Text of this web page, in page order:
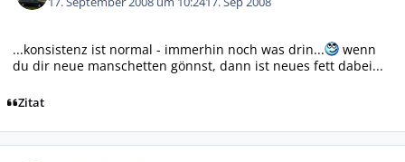
...konsistenz ist normal - immerhin noch was drin...
wenn
du dir neue manschetten gönnst, dann ist neues fett dabei...
Zitat